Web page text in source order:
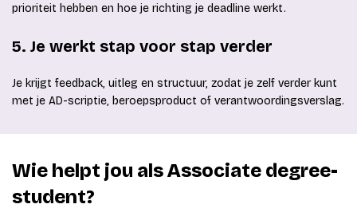
prioriteit hebben en hoe je richting je deadline werkt.
5. Je werkt stap voor stap verder
Je krijgt feedback, uitleg en structuur, zodat je zelf verder kunt
met je AD-scriptie, beroepsproduct of verantwoordingsverslag.
Wie helpt jou als Associate degree-
student?